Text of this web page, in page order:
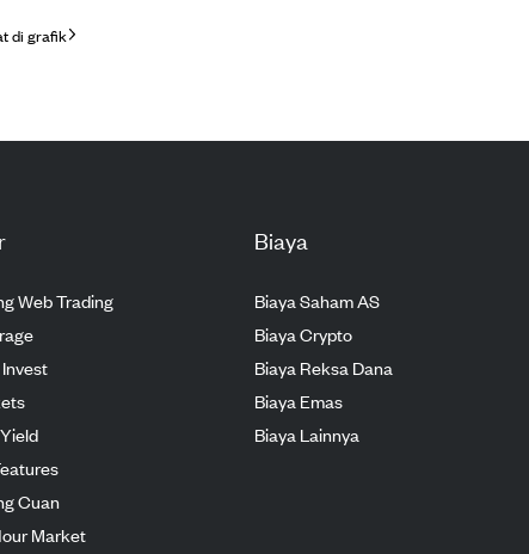
di grafik
Web Trading
Cuan
Market
Biaya
Biaya Saham AS
Biaya Crypto
Biaya Reksa Dana
Biaya Emas
Biaya Lainnya